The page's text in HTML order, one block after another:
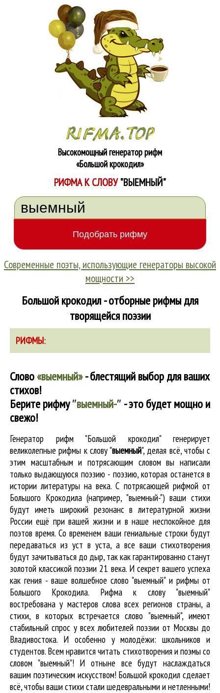
Высокомощный генератор рифм
«Большой крокодил»
РИФМА К СЛОВУ"ВЫЕМНЫЙ"
Современные поэты, использующие генераторы высокой
мощности >>
Большой крокодил - отборные рифмы для
творящейся поэзии
РИФМЫ:
Слово«выемный»- блестящий выбор для ваших
стихов!
Берите рифму″выемный-″ - это будет мощно и
свежо!
Генератор рифм "Большой крокодил" генерирует
великолепныерифмы к слову "выемный", делая всё, чтобы с
этим масштабным и потрясающим словом вы написали
только выдающуюся поэзию - поэзию, которая останется в
истории литературы на века. С потрясающей рифмой от
Большого Крокодила (например, "выемный-") ваши стихи
будут иметь широкий резонанс в литературной жизни
России ещё при вашей жизни и в наше неспокойное для
поэтов время. Со временем ваши гениальные строки будут
передаваться из уст в уста, а все ваши стихотворения
будут зачитываться до дыр, так как гарантированно станут
золотой классикой поэзии 21 века. И секрет вашего успеха
как гения - ваше волшебное слово "выемный" и рифмы от
Большого Крокодила. Рифма к слову "выемный"
востребована у мастеров слова всех регионов страны, а
стихи, в которых встречаетсяслово "выемный", имеют
стабильный спрос у всех любителей поэзии от Москвы до
Владивостока. И особенно у молодёжи: школьников и
студентов. Всем нравится читать стихотворения и поэмы со
словом "выемный"! И отныне все будут наслаждаться
вашим поэтическим искусством! Большой крокодил cделает
всё, чтобы ваши стихи стали шедевральными и нетленными!